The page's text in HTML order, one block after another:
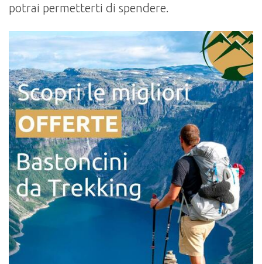
potrai permetterti di spendere.